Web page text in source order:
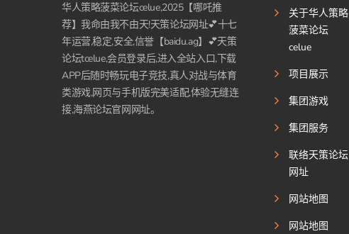
华人策略菠菜论坛celue,2025【哪吒推
荐】我命由我不由天!天策论坛网址💕十七
年运营,稳定,安全,信誉【baidu.ag】💕天策
论坛tcelue,会员登录后,进入全站入口,下载
APP后随时畅玩电子竞技,真人对战与体育
类游戏,网页与手机版完美适配,体验无缝连
接,海燕论坛官网网址。
关于华人策略
菠菜论坛
celue
项目展示
集团游戏
集团服务
联络天策论坛
网址
网站地图
网站地图